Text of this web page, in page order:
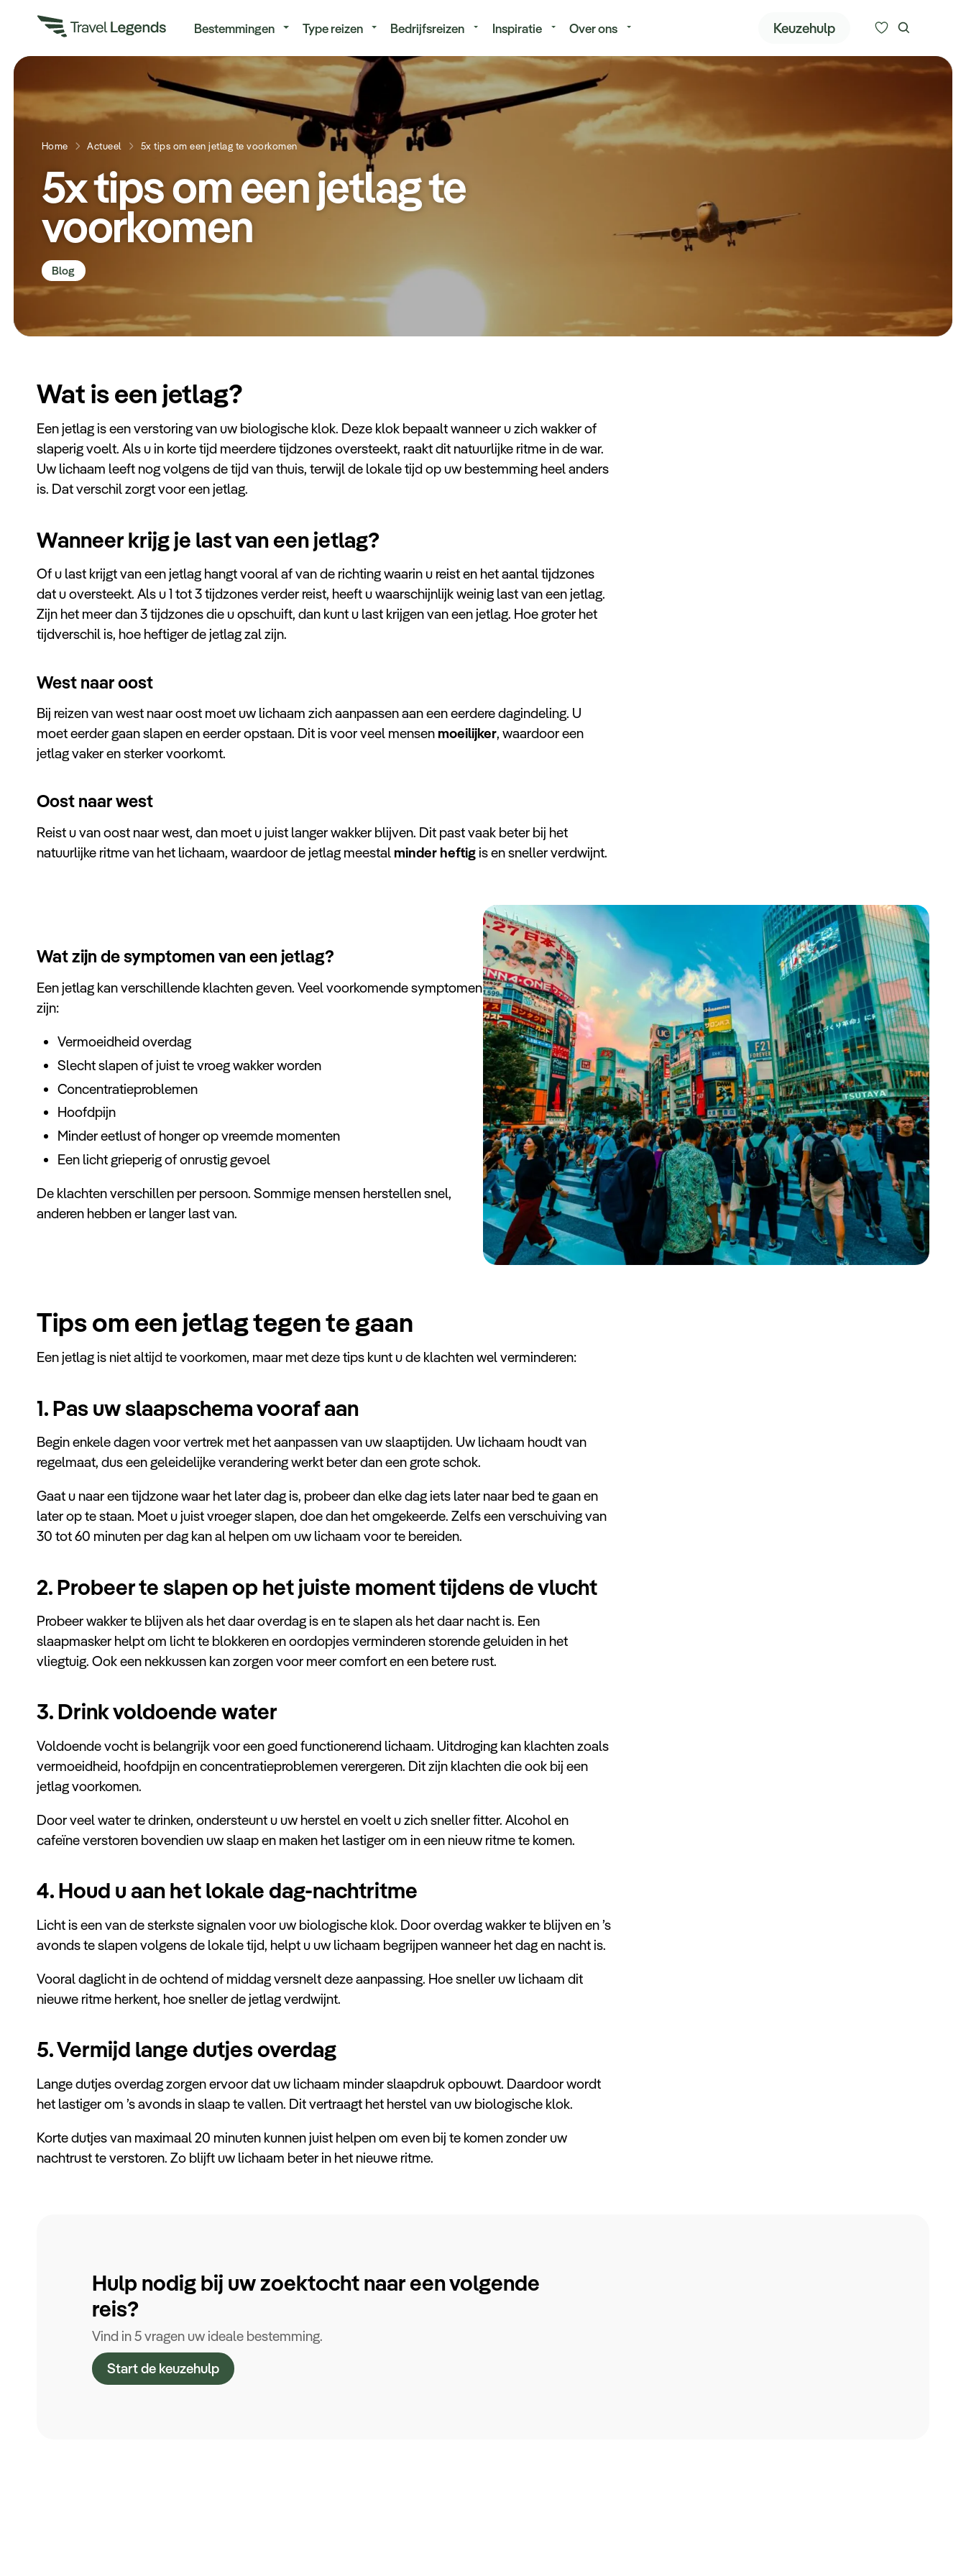
Bestemmingen Type reizen Bedrijfsreizen Inspiratie Over ons Keuzehulp
Alle bestemmingen
Bedrijfsreizen
Home Actueel 5x tips om een jetlag te voorkomen
5x tips om een jetlag te
voorkomen
Blog
Wat is een jetlag?
Een jetlag is een verstoring van uw biologische klok. Deze klok bepaalt wanneer u zich wakker of
slaperig voelt. Als u in korte tijd meerdere tijdzones oversteekt, raakt dit natuurlijke ritme in de war.
Uw lichaam leeft nog volgens de tijd van thuis, terwijl de lokale tijd op uw bestemming heel anders
is. Dat verschil zorgt voor een jetlag.
Wanneer krijg je last van een jetlag?
Of u last krijgt van een jetlag hangt vooral af van de richting waarin u reist en het aantal tijdzones
dat u oversteekt. Als u 1 tot 3 tijdzones verder reist, heeft u waarschijnlijk weinig last van een jetlag.
Zijn het meer dan 3 tijdzones die u opschuift, dan kunt u last krijgen van een jetlag. Hoe groter het
tijdverschil is, hoe heftiger de jetlag zal zijn.
West naar oost
Bij reizen van west naar oost moet uw lichaam zich aanpassen aan een eerdere dagindeling. U
moet eerder gaan slapen en eerder opstaan. Dit is voor veel mensen moeilijker, waardoor een
jetlag vaker en sterker voorkomt.
Oost naar west
Reist u van oost naar west, dan moet u juist langer wakker blijven. Dit past vaak beter bij het
natuurlijke ritme van het lichaam, waardoor de jetlag meestal minder heftigis en sneller verdwijnt.
Wat zijn de symptomen van een jetlag?
Een jetlag kan verschillende klachten geven. Veel voorkomende symptomen
zijn:
Vermoeidheid overdag
Slecht slapen of juist te vroeg wakker worden
Concentratieproblemen
Hoofdpijn
Minder eetlust of honger op vreemde momenten
Een licht grieperig of onrustig gevoel
De klachten verschillen per persoon. Sommige mensen herstellen snel,
anderen hebben er langer last van.
Tips om een jetlag tegen te gaan
Een jetlag is niet altijd te voorkomen, maar met deze tips kunt u de klachten wel verminderen:
1. Pas uw slaapschema vooraf aan
Begin enkele dagen voor vertrek met het aanpassen van uw slaaptijden. Uw lichaam houdt van
regelmaat, dus een geleidelijke verandering werkt beter dan een grote schok.
Gaat u naar een tijdzone waar het later dag is, probeer dan elke dag iets later naar bed te gaan en
later op te staan. Moet u juist vroeger slapen, doe dan het omgekeerde. Zelfs een verschuiving van
30 tot 60 minuten per dag kan al helpen om uw lichaam voor te bereiden.
2. Probeer te slapen op het juiste moment tijdens de vlucht
Probeer wakker te blijven als het daar overdag is en te slapen als het daar nacht is. Een
slaapmasker helpt om licht te blokkeren en oordopjes verminderen storende geluiden in het
vliegtuig. Ook een nekkussen kan zorgen voor meer comfort en een betere rust.
3. Drink voldoende water
Voldoende vocht is belangrijk voor een goed functionerend lichaam. Uitdroging kan klachten zoals
vermoeidheid, hoofdpijn en concentratieproblemen verergeren. Dit zijn klachten die ook bij een
jetlag voorkomen.
Door veel water te drinken, ondersteunt u uw herstel en voelt u zich sneller fitter. Alcohol en
cafeïne verstoren bovendien uw slaap en maken het lastiger om in een nieuw ritme te komen.
4. Houd u aan het lokale dag-nachtritme
Licht is een van de sterkste signalen voor uw biologische klok. Door overdag wakker te blijven en ’s
avonds te slapen volgens de lokale tijd, helpt u uw lichaam begrijpen wanneer het dag en nacht is.
Vooral daglicht in de ochtend of middag versnelt deze aanpassing. Hoe sneller uw lichaam dit
nieuwe ritme herkent, hoe sneller de jetlag verdwijnt.
5. Vermijd lange dutjes overdag
Lange dutjes overdag zorgen ervoor dat uw lichaam minder slaapdruk opbouwt. Daardoor wordt
het lastiger om ’s avonds in slaap te vallen. Dit vertraagt het herstel van uw biologische klok.
Korte dutjes van maximaal 20 minuten kunnen juist helpen om even bij te komen zonder uw
nachtrust te verstoren. Zo blijft uw lichaam beter in het nieuwe ritme.
Hulp nodig bij uw zoektocht naar een volgende
reis?
Vind in 5 vragen uw ideale bestemming.
Start de keuzehulp